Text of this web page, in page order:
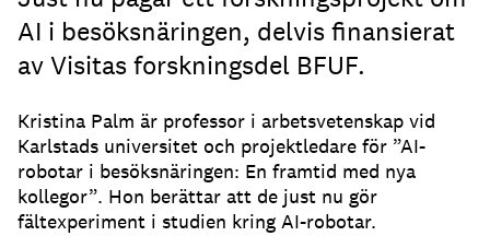
AI i besöksnäringen, delvis finansierat
av Visitas forskningsdel BFUF.
Kristina Palm är professor i arbetsvetenskap vid
Karlstads universitet och projektledare för ”AI-
robotar i besöksnäringen: En framtid med nya
kollegor”. Hon berättar att de just nu gör
fältexperiment i studien kring AI-robotar.